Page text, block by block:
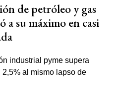
de petróleo y gas
a su máximo en casi